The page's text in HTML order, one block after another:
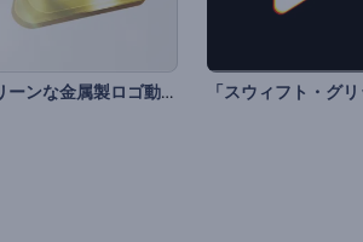
クリーンな金属製ロゴ動画